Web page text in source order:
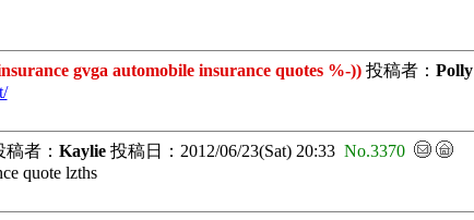
gvga automobile insurance quotes %-)) 投稿者： Polly
稿者： Kaylie投稿日：2012/06/23(Sat) 20:33 No.3370
quote lzths